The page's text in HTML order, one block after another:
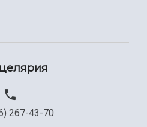
организации
267-43-70